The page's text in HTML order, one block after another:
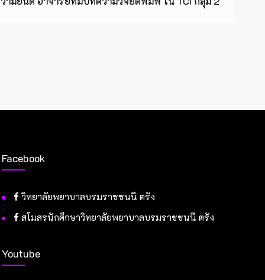
Facebook
วิทยาลัยพยาบาลบรมราชชนนี ตรัง
สโมสรนักศึกษาวิทยาลัยพยาบาลบรมราชชนนี ตรัง
Youtube